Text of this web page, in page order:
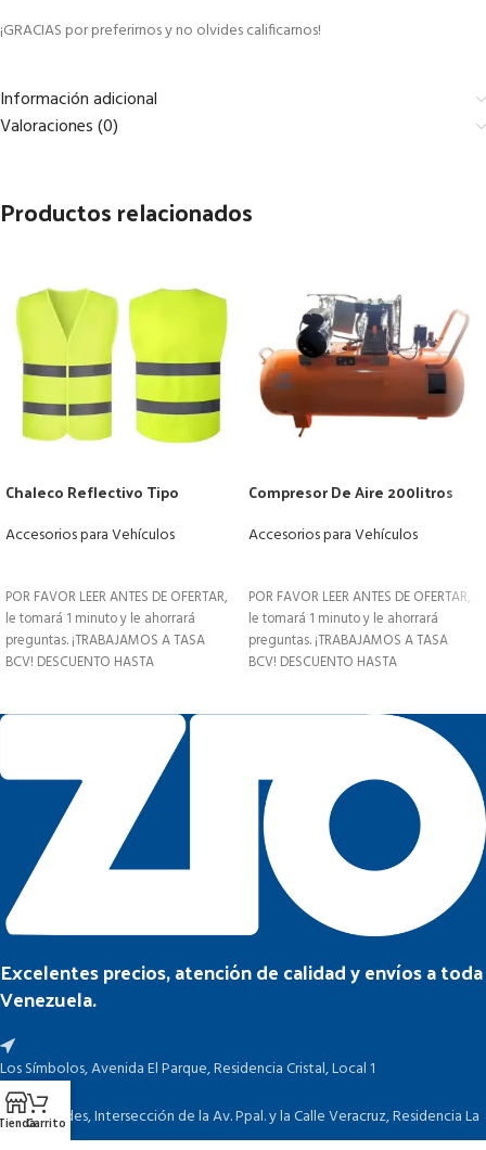
¡GRACIAS por preferirnos y no olvides calificarnos!
Información adicional
Valoraciones (0)
Productos relacionados
Chaleco Reflectivo Tipo
Cierre
Accesorios para Vehículos
POR FAVOR LEER ANTES DE OFERTAR,
le tomará 1 minuto y le ahorrará
preguntas. ¡TRABAJAMOS A TASA
BCV! DESCUENTO HASTA
Compresor De Aire 200litros
Accesorios para Vehículos
POR FAVOR LEER ANTES DE OFERTAR,
le tomará 1 minuto y le ahorrará
preguntas. ¡TRABAJAMOS A TASA
BCV! DESCUENTO HASTA
Excelentes precios, atención de calidad y envíos a toda
Venezuela.
Los Símbolos, Avenida El Parque, Residencia Cristal, Local 1
Las Mercedes, Intersección de la Av. Ppal. y la Calle Veracruz, Residencia La
Carrito